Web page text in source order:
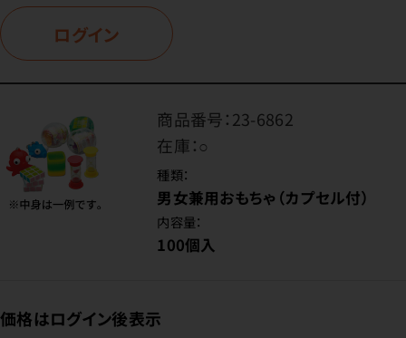
ログイン
商品番号：23-6862
在庫：○
種類：
男女兼用おもちゃ（カプセル付）
内容量：
100個入
価格はログイン後表示